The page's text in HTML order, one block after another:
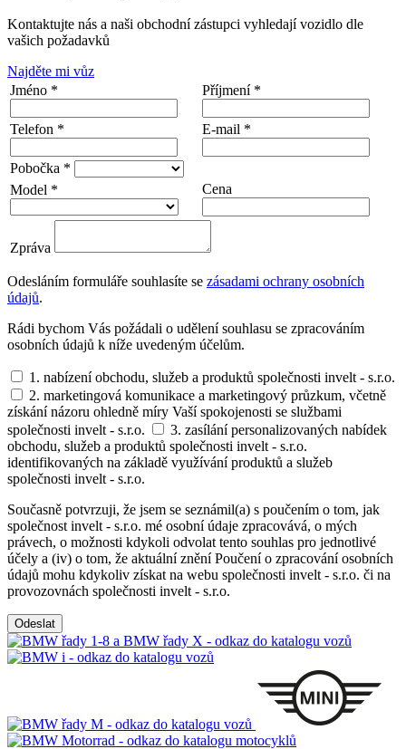
Kontaktujte nás a naši obchodní zástupci vyhledají vozidlo dle
vašich požadavků
Najděte mi vůz
Jméno *
Příjmení *
Telefon * E-mail *
Pobočka *
Model *
Cena
Zpráva
Odesláním formuláře souhlasíte se zásadami ochrany osobních
údajů.
Rádi bychom Vás požádali o udělení souhlasu se zpracováním
osobních údajů k níže uvedeným účelům.
1. nabízení obchodu, služeb a produktů společnosti invelt - s.r.o.
2. marketingová komunikace a marketingový průzkum, včetně
získání názoru ohledně míry Vaší spokojenosti se službami
společnosti invelt - s.r.o.
3. zasílání personalizovaných nabídek
obchodu, služeb a produktů společnosti invelt - s.r.o.
identifikovaných na základě využívání produktů a služeb
společnosti invelt - s.r.o.
Současně potvrzuji, že jsem se seznámil(a) s poučením o tom, jak
společnost invelt - s.r.o. mé osobní údaje zpracovává, o mých
právech, o možnosti kdykoli odvolat tento souhlas pro jednotlivé
účely a (iv) o tom, že aktuální znění Poučení o zpracování osobních
údajů mohu kdykoliv získat na webu společnosti invelt - s.r.o. či na
provozovnách společnosti invelt - s.r.o.
Odeslat